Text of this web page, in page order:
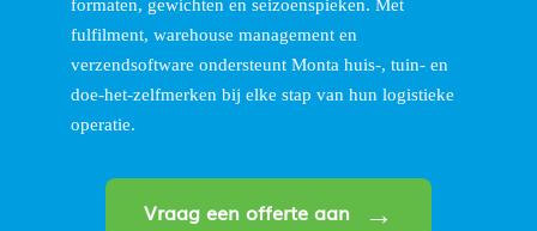
formaten, gewichten en seizoenspieken. Met
fulfilment, warehouse management en
verzendsoftware ondersteunt Monta huis-, tuin- en
doe-het-zelfmerken bij elke stap van hun logistieke
operatie.
Vraag een offerte aan